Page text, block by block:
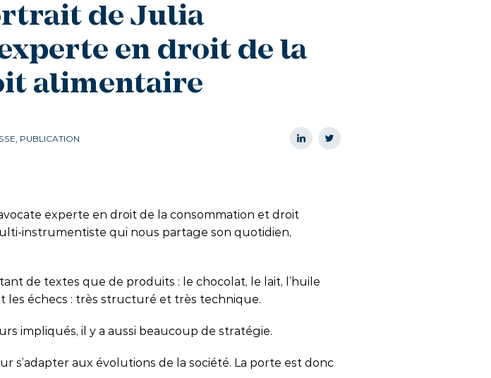
de Julia
en droit de la
alimentaire
PUBLICATION
experte en droit de la consommation et droit
instrumentiste qui nous partage son quotidien,
de textes que de produits : le chocolat, le lait, l’huile
les échecs : très structuré et très technique.
impliqués, il y a aussi beaucoup de stratégie.
s’adapter aux évolutions de la société. La porte est donc